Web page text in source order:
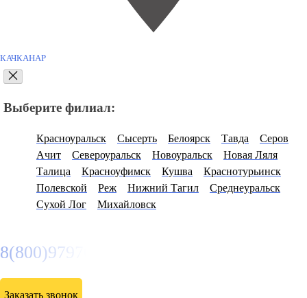
КАЧКАНАР
Выберите филиал:
Красноуральск Сысерть Белоярск Тавда
Серов
Ачит
Североуральск Новоуральск
Новая Ляля
Талица
Красноуфимск Кушва
Краснотурьинск
Полевской
Реж Нижний Тагил
Среднеуральск
Сухой Лог
Михайловск
8(800)9797043
Заказать звонок